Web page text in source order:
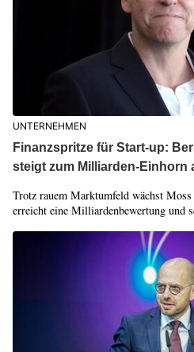
UNTERNEHMEN
Finanzspritze für Start-up:
steigt zum Milliarden-Einhorn
Trotz rauem Marktumfeld wächst
erreicht eine Milliardenbewertung und